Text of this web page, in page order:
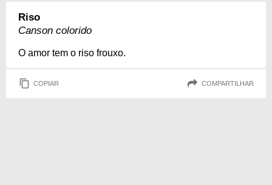
Riso
Canson colorido
O amor tem o riso frouxo.
COPIAR COMPARTILHAR